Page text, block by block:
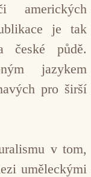
amerických
je tak
české půdě.
jazykem
pro širší
v tom,
uměleckými